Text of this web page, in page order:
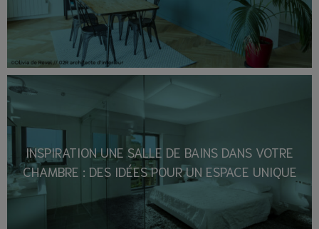
INSPIRATION UNE SALLE DE BAINS DANS VOTRE
CHAMBRE : DES IDÉES POUR UN ESPACE UNIQUE